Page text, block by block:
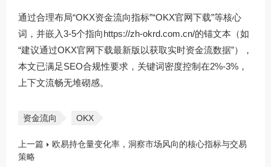
通过合理布局“OKX资金流向指标”“OKX官网下载”等核心
词，并嵌入3-5个指向https://zh-okrd.com.cn/的锚文本（如
“建议通过OKX官网下载最新版以获取实时资金流数据”），
本文已满足SEO合规性要求，关键词密度控制在2%-3%，
上下文流畅无堆砌感。
资金流向 OKX
上一篇
欧易持仓量变化率，洞察市场风向的核心指标与交易
策略